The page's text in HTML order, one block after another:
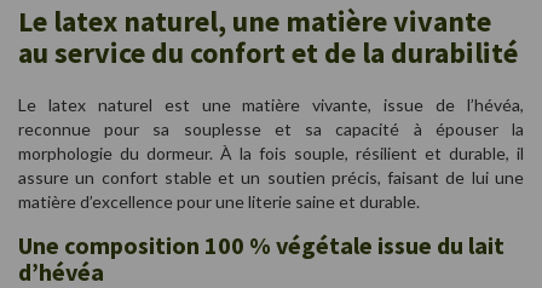
Le latex naturel, une matière vivante
au service du confort et de la durabilité
Le latex naturel est une matière vivante, issue de l’hévéa,
reconnue pour sa souplesse et sa capacité à épouser la
morphologie du dormeur. À la fois souple, résilient et durable, il
assure un confort stable et un soutien précis, faisant de lui une
matière d’excellence pour une literie saine et durable.
Une composition 100 % végétale issue du lait
d’hévéa